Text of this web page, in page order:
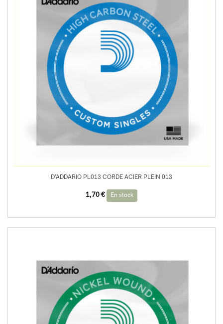
D’ADDARIO PL013 CORDE ACIER PLEIN 013
1,70 € En stock